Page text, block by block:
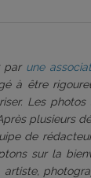
par une
à être
Les
plusieurs
de
sur la